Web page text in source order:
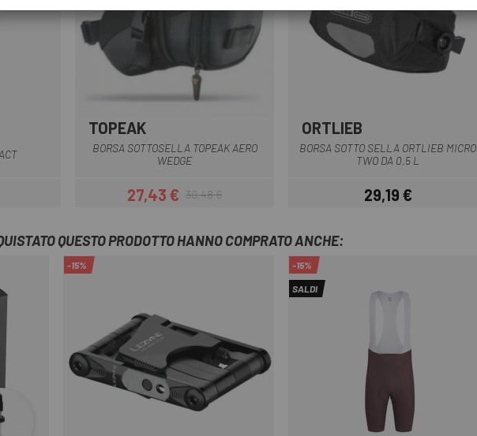
TOPEAK
BORSA SOTTOSELLA TOPEAK AERO
WEDGE
Prezzo
27,43 €Prezzo base
30,48 €
ORTLIEB
BORSA SOTTO SELLA ORTLIEB MICRO
TWO DA 0,5 L
Prezzo
29,19 €
QUESTO PRODOTTO HANNO COMPRATO ANCHE:
-15% -15%
SALDI